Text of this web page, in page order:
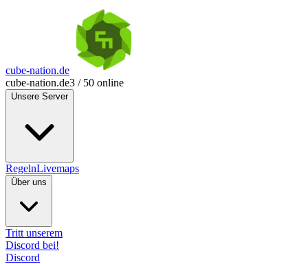
cube-nation.de
cube-nation.de3 / 50 online
Unsere Server
RegelnLivemaps
Über uns
Tritt unserem
Discord bei!
Discord